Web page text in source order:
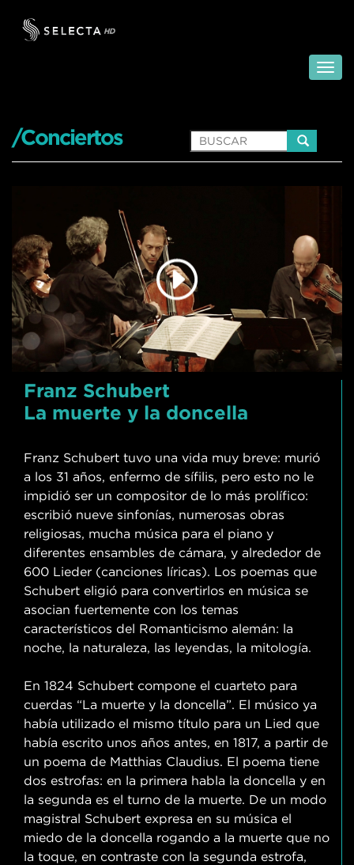
/Conciertos
Franz Schubert
La muerte y la doncella
Franz Schubert tuvo una vida muy breve: murió
a los 31 años, enfermo de sífilis, pero esto no le
impidió ser un compositor de lo más prolífico:
escribió nueve sinfonías, numerosas obras
religiosas, mucha música para el piano y
diferentes ensambles de cámara, y alrededor de
600 Lieder (canciones líricas). Los poemas que
Schubert eligió para convertirlos en música se
asocian fuertemente con los temas
característicos del Romanticismo alemán: la
noche, la naturaleza, las leyendas, la mitología.
En 1824 Schubert compone el cuarteto para
cuerdas “La muerte y la doncella”. El músico ya
había utilizado el mismo título para un Lied que
había escrito unos años antes, en 1817, a partir de
un poema de Matthias Claudius. El poema tiene
dos estrofas: en la primera habla la doncella y en
la segunda es el turno de la muerte. De un modo
magistral Schubert expresa en su música el
miedo de la doncella rogando a la muerte que no
la toque, en contraste con la segunda estrofa,